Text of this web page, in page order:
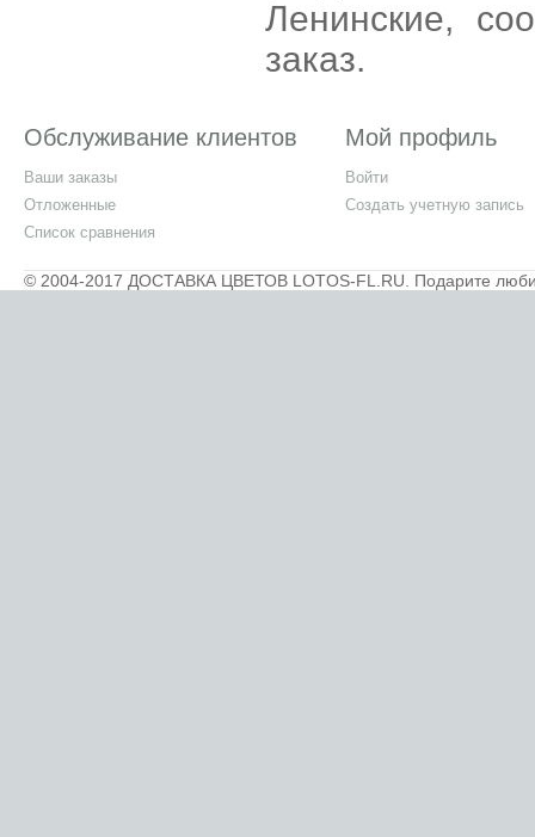
Ленинские,
заказ.
Обслуживание клиентов
Ваши заказы
Отложенные
Список сравнения
Мой профиль
Войти
Создать учетную запись
© 2004-2017 ДОСТАВКА ЦВЕТОВ LOTOS-FL.RU. Подарите